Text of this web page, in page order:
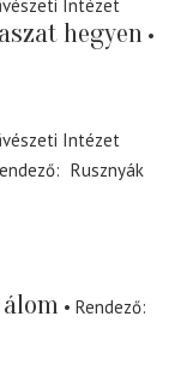
Intézet
hegyen
Intézet
Rusznyák
Rendező